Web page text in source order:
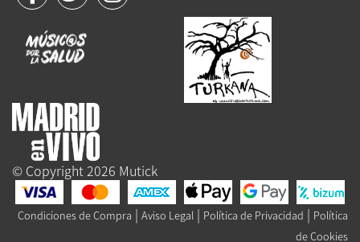
© Copyright 2026 Mutick
Condiciones de Compra | Aviso Legal | Política de Privacidad | Política
de Cookies